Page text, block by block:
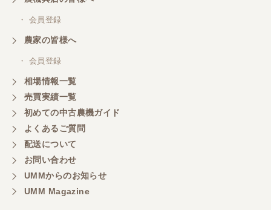
・ 会員登録
農家の皆様へ
・ 会員登録
相場情報一覧
売買実績一覧
初めての中古農機ガイド
よくあるご質問
配送について
お問い合わせ
UMMからのお知らせ
UMM Magazine